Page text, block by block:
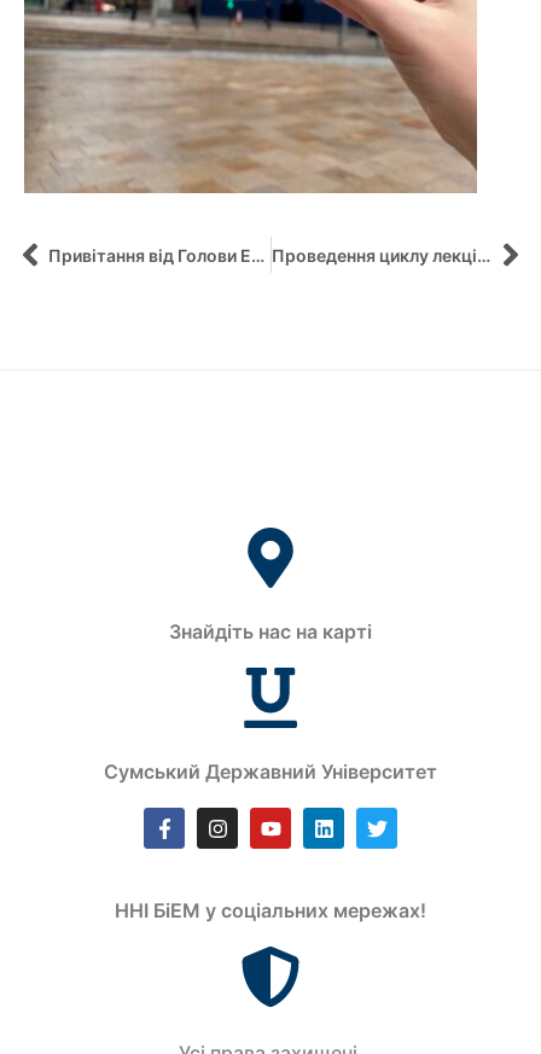
Привітання від Голови Експертної ради роботодавців зі спеціальності «Менеджмент» Проведення циклу лекцій з курсу «Діджиталізація зеленого туризму: Європейський досвід» в рамках проекту Жана Моне (№101126971 – Green tourism – ERASMUS-JMO-2023-HEI-TCH-RSCH – «Європейські практики зеленого туризму та його трансформація в умовах післявоєнної відбудови України»)
Знайдіть нас на карті
Сумський Державний Університет
ННІ БіЕМ у соціальних мережах!